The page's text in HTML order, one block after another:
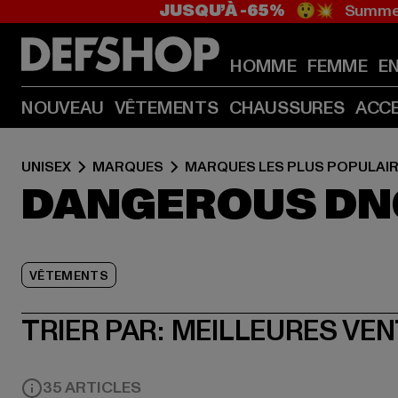
JUSQU’À -65% 😲💥
HOMME FEMME
NOUVEAU VÊTEMENTS CHAUSSURES
UNISEX MARQUES MARQUES LES PLUS
DANGEROUS
VÊTEMENTS
TRIER PAR: MEILLEURES
35 ARTICLES